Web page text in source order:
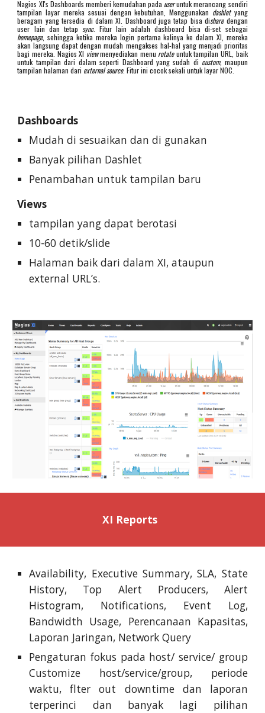
Nagios XI's Dashboards memberi kemudahan pada useruntuk merancang sendiri
tampilan layar mereka sesuai dengan kebutuhan, Menggunakan dashletyang
beragam yang tersedia di dalam XI. Dashboard juga tetap bisa disharedengan
user lain dan tetap sync. Fitur lain adalah dashboard bisa di-set sebagai
homepage, sehingga ketika mereka login pertama kalinya ke dalam XI, mereka
akan langsung dapat dengan mudah mengakses hal-hal yang menjadi prioritas
bagi mereka. Nagios XI viewmenyediakan menu rotateuntuk tampilan URL, baik
untuk tampilan dari dalam seperti Dashboard yang sudah di custom, maupun
tampilan halaman dari external source. Fitur ini cocok sekali untuk layar NOC.
Dashboards
Mudah di sesuaikan dan di gunakan
Banyak pilihan Dashlet
Penambahan untuk tampilan baru
Views
tampilan yang dapat berotasi
10-60 detik/slide
Halaman baik dari dalam XI, ataupun
external URL’s.
XI Reports
Availability, Executive Summary, SLA, State
History, Top Alert Producers, Alert
Histogram, Notifications, Event Log,
Bandwidth Usage, Perencanaan Kapasitas,
Laporan Jaringan, Network Query
Pengaturan fokus pada host/ service/ group
Customize host/service/group, periode
waktu, flter out downtime dan laporan
terperinci dan banyak lagi pilihan